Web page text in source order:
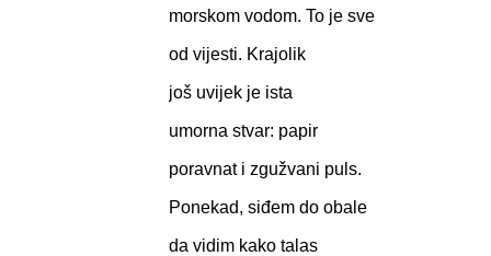
morskom vodom. To je sve
od vijesti. Krajolik
još uvijek je ista
umorna stvar: papir
poravnat i zgužvani puls.
Ponekad, siđem do obale
da vidim kako talas